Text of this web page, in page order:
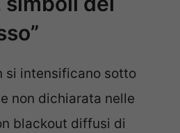
si intensificano sotto
non dichiarata nelle
blackout diffusi di